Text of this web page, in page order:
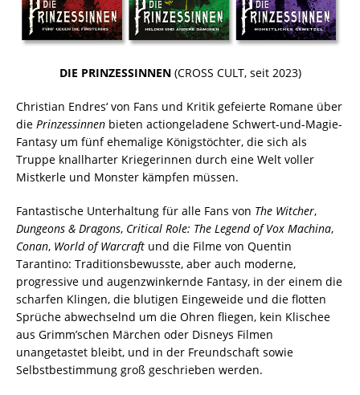
DIE PRINZESSINNEN (CROSS CULT, seit 2023)
Christian Endres‘ von Fans und Kritik gefeierte Romane über
die Prinzessinnen bieten actiongeladene Schwert-und-Magie-
Fantasy um fünf ehemalige Königstöchter, die sich als
Truppe knallharter Kriegerinnen durch eine Welt voller
Mistkerle und Monster kämpfen müssen.
Fantastische Unterhaltung für alle Fans von The Witcher,
Dungeons & Dragons, Critical Role: The Legend of Vox Machina,
Conan, World of Warcraft und die Filme von Quentin
Tarantino: Traditionsbewusste, aber auch moderne,
progressive und augenzwinkernde Fantasy, in der einem die
scharfen Klingen, die blutigen Eingeweide und die flotten
Sprüche abwechselnd um die Ohren fliegen, kein Klischee
aus Grimm’schen Märchen oder Disneys Filmen
unangetastet bleibt, und in der Freundschaft sowie
Selbstbestimmung groß geschrieben werden.